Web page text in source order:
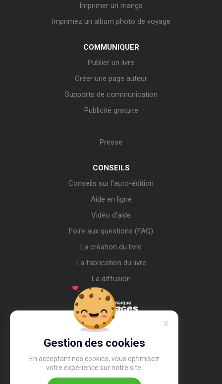
Gestion des cookies
En acceptant nos cookies, vous optimisez
votre expérience sur notre site.
Imprimer un manga
Imprimez un album photo de voyage
COMMUNIQUER
Publier un livre
Créer une page auteur
Supports de communication
Publicité gratuite
Presse
CONSEILS
Conseils sur l’auto-édition
Aide en ligne
Vidéo d’aide
Foire aux questions (FAQ)
La création du livre
La fabrication du livre
La diffusion